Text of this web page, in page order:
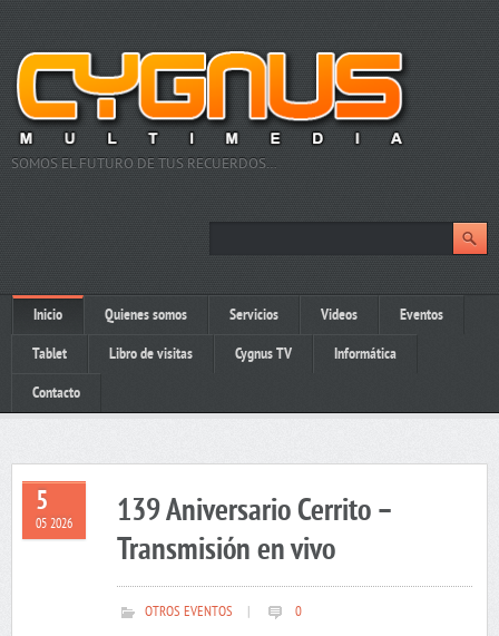
SOMOS EL FUTURO DE TUS RECUERDOS…
Inicio Quienes somos Servicios Videos Eventos
Tablet Libro de visitas Cygnus TV Informática
Contacto
5
05 2026
139 Aniversario Cerrito –
Transmisión en vivo
OTROS EVENTOS 0